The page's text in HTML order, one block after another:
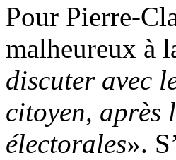
Pour Pierre-
malheureux à
discuter avec
citoyen, après
électorales».